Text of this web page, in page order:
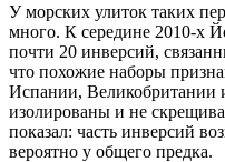
У морских улиток таких
много. К середине 2010-х
почти 20 инверсий,
что похожие наборы
Испании, Великобритании
изолированы и не
показал: часть инверсий
вероятно у общего предка.